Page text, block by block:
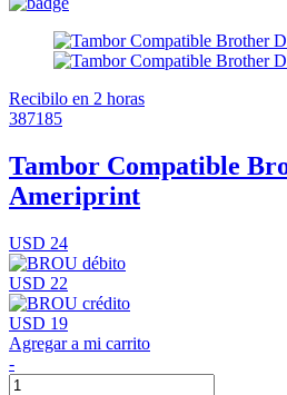
Recibilo en 2 horas
387185
Tambor Compatible
Ameriprint
USD 24
USD 22
USD 19
Agregar a mi carrito
-